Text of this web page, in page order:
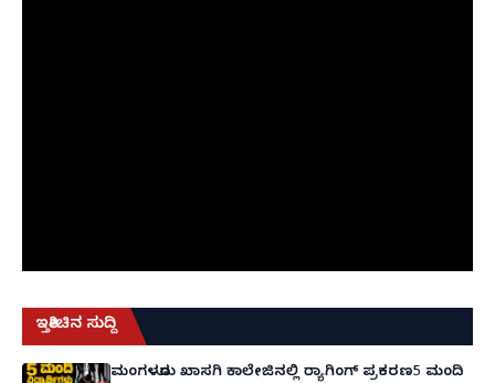
ಇತ್ತೀಚಿನ ಸುದ್ದಿ
ಮಂಗಳೂರು ಖಾಸಗಿ ಕಾಲೇಜಿನಲ್ಲಿ ರ‌್ಯಾಗಿಂಗ್ ಪ್ರಕರಣ5 ಮಂದಿ